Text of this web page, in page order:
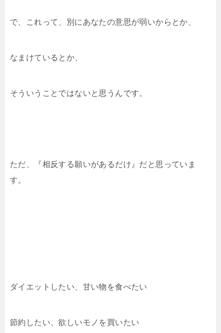
で、これって、別にあなたの意思が弱いからとか、
なまけているとか、
そういうことではないと思うんです。
ただ、『相反する願いがあるだけ』だと思っていま
す。
ダイエットしたい、甘い物を食べたい
節約したい、欲しいモノを買いたい